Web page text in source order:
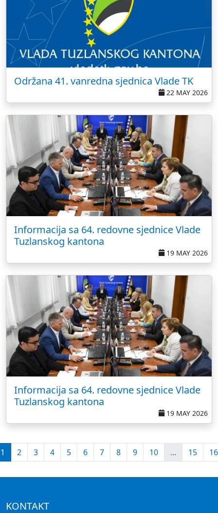
Održana 41. vanredna sjednica Vlade TK
22 MAY 2026
Informacija sa 64. redovne sjednice Vlade
Tuzlanskog kantona
19 MAY 2026
Informacija sa 64. redovne sjednice Vlade
Tuzlanskog kantona
19 MAY 2026
1 2 3 4 5 6 7 8 9 10 ... 15 16
KONTAKT